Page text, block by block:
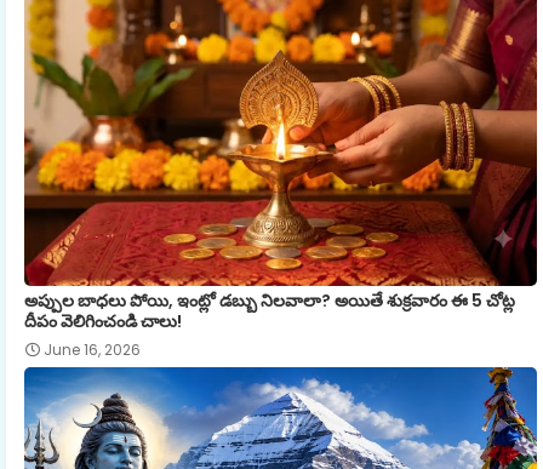
అప్పుల బాధలు పోయి, ఇంట్లో డబ్బు నిలవాలా? అయితే శుక్రవారం ఈ 5 చోట్ల
దీపం వెలిగించండి చాలు!
June 16, 2026